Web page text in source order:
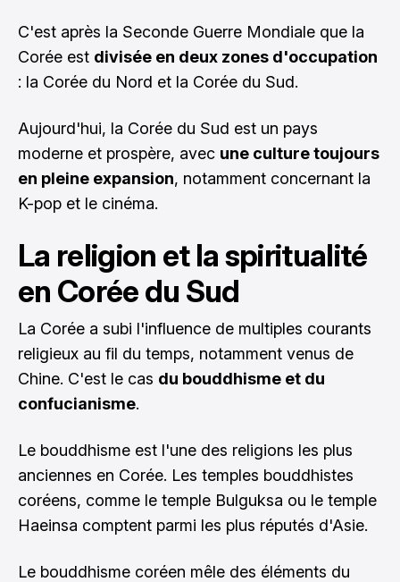
C'est après la Seconde Guerre Mondiale que la
Corée est divisée en deux zones d'occupation
: la Corée du Nord et la Corée du Sud.
Aujourd'hui, la Corée du Sud est un pays
moderne et prospère, avec une culture toujours
en pleine expansion, notamment concernant la
K-pop et le cinéma.
La religion et la spiritualité
en Corée du Sud
La Corée a subi l'influence de multiples courants
religieux au fil du temps, notamment venus de
Chine. C'est le cas du bouddhisme et du
confucianisme.
Le bouddhisme est l'une des religions les plus
anciennes en Corée. Les temples bouddhistes
coréens, comme le temple Bulguksa ou le temple
Haeinsa comptent parmi les plus réputés d'Asie.
Le bouddhisme coréen mêle des éléments du